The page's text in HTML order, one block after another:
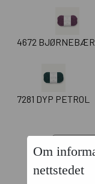
4672
7281 DYP PETROL
Om
nettstedet